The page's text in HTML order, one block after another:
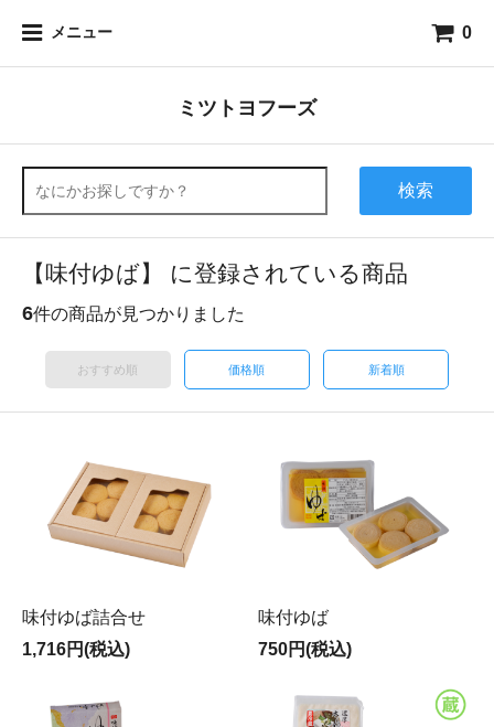
メニュー 0
ミツトヨフーズ
検索
【味付ゆば】 に登録されている商品
6件の商品が見つかりました
おすすめ順 価格順 新着順
味付ゆば詰合せ
1,716円(税込)
味付ゆば
750円(税込)